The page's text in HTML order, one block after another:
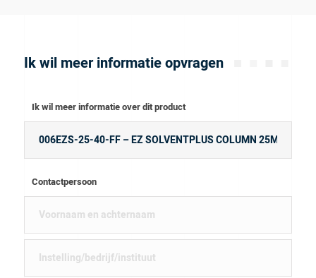
Ik wil meer informatie opvragen
Ik wil meer informatie over dit product
Contactpersoon